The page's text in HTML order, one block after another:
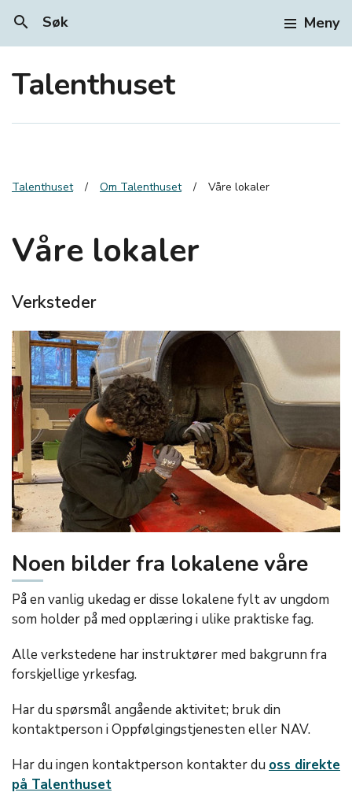
search Søk Meny
Gå til fremsiden til
Talenthuset
Talenthuset Om Talenthuset Våre lokaler
Våre lokaler
Verksteder
Noen bilder fra lokalene våre
På en vanlig ukedag er disse lokalene fylt av ungdom
som holder på med opplæring i ulike praktiske fag.
Alle verkstedene har instruktører med bakgrunn fra
forskjellige yrkesfag.
Har du spørsmål angående aktivitet; bruk din
kontaktperson i Oppfølgingstjenesten eller NAV.
Har du ingen kontaktperson kontakter du oss direkte
på Talenthuset